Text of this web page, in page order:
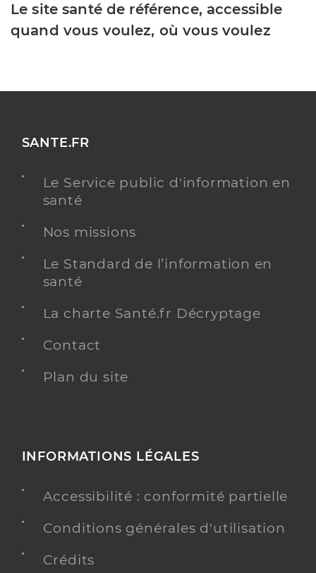
Le site santé de référence, accessible
quand vous voulez, où vous voulez
SANTE.FR
Le Service public d'information en
santé
Nos missions
Le Standard de l’information en
santé
La charte Santé.fr Décryptage
Contact
Plan du site
INFORMATIONS LÉGALES
Accessibilité : conformité partielle
Conditions générales d'utilisation
Crédits